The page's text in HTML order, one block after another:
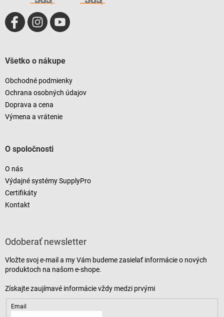
Všetko o nákupe
Obchodné podmienky
Ochrana osobných údajov
Doprava a cena
Výmena a vrátenie
O spoločnosti
O nás
Výdajné systémy SupplyPro
Certifikáty
Kontakt
Odoberať newsletter
Vložte svoj e-mail a my Vám budeme zasielať informácie o nových
produktoch na našom e-shope.
Email